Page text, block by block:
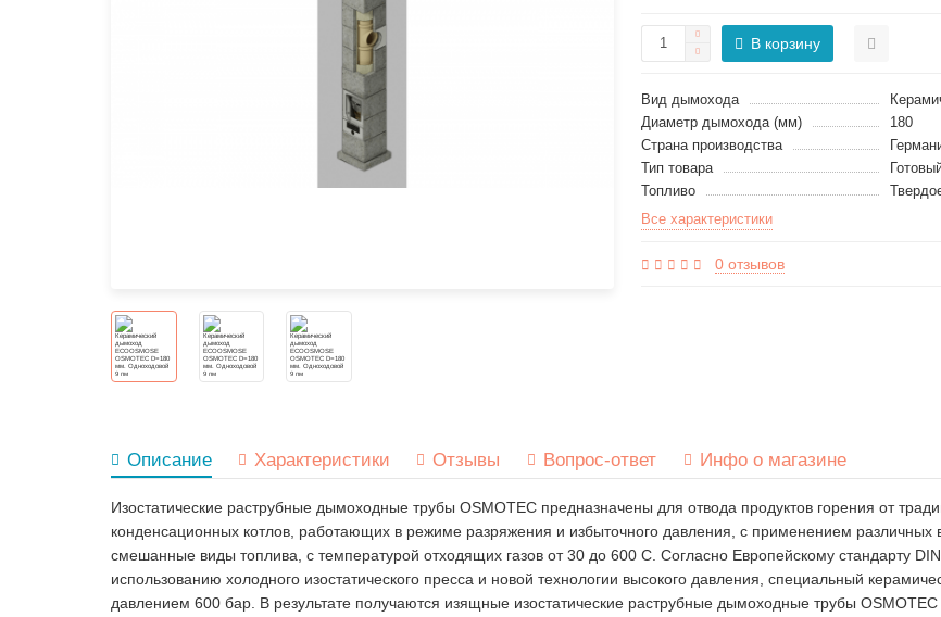
В корзину
Вид дымохода
Диаметр дымохода (мм)
180
Страна производства
Тип товара
Топливо
Все характеристики
0 отзывов
Описание Характеристики Отзывы Вопрос-ответ Инфо о магазине
Изостатические раструбные дымоходные трубы OSMOTEC предназначены для отвода продуктов горения от
конденсационных котлов, работающих в режиме разряжения и избыточного давления, с применением различных
смешанные виды топлива, с температурой отходящих газов от 30 до 600 C. Согласно Европейскому стандарту
использованию холодного изостатического пресса и новой технологии высокого давления, специальный
давлением 600 бар. В результате получаются изящные изостатические раструбные дымоходные трубы